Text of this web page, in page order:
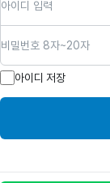
아이디 저장